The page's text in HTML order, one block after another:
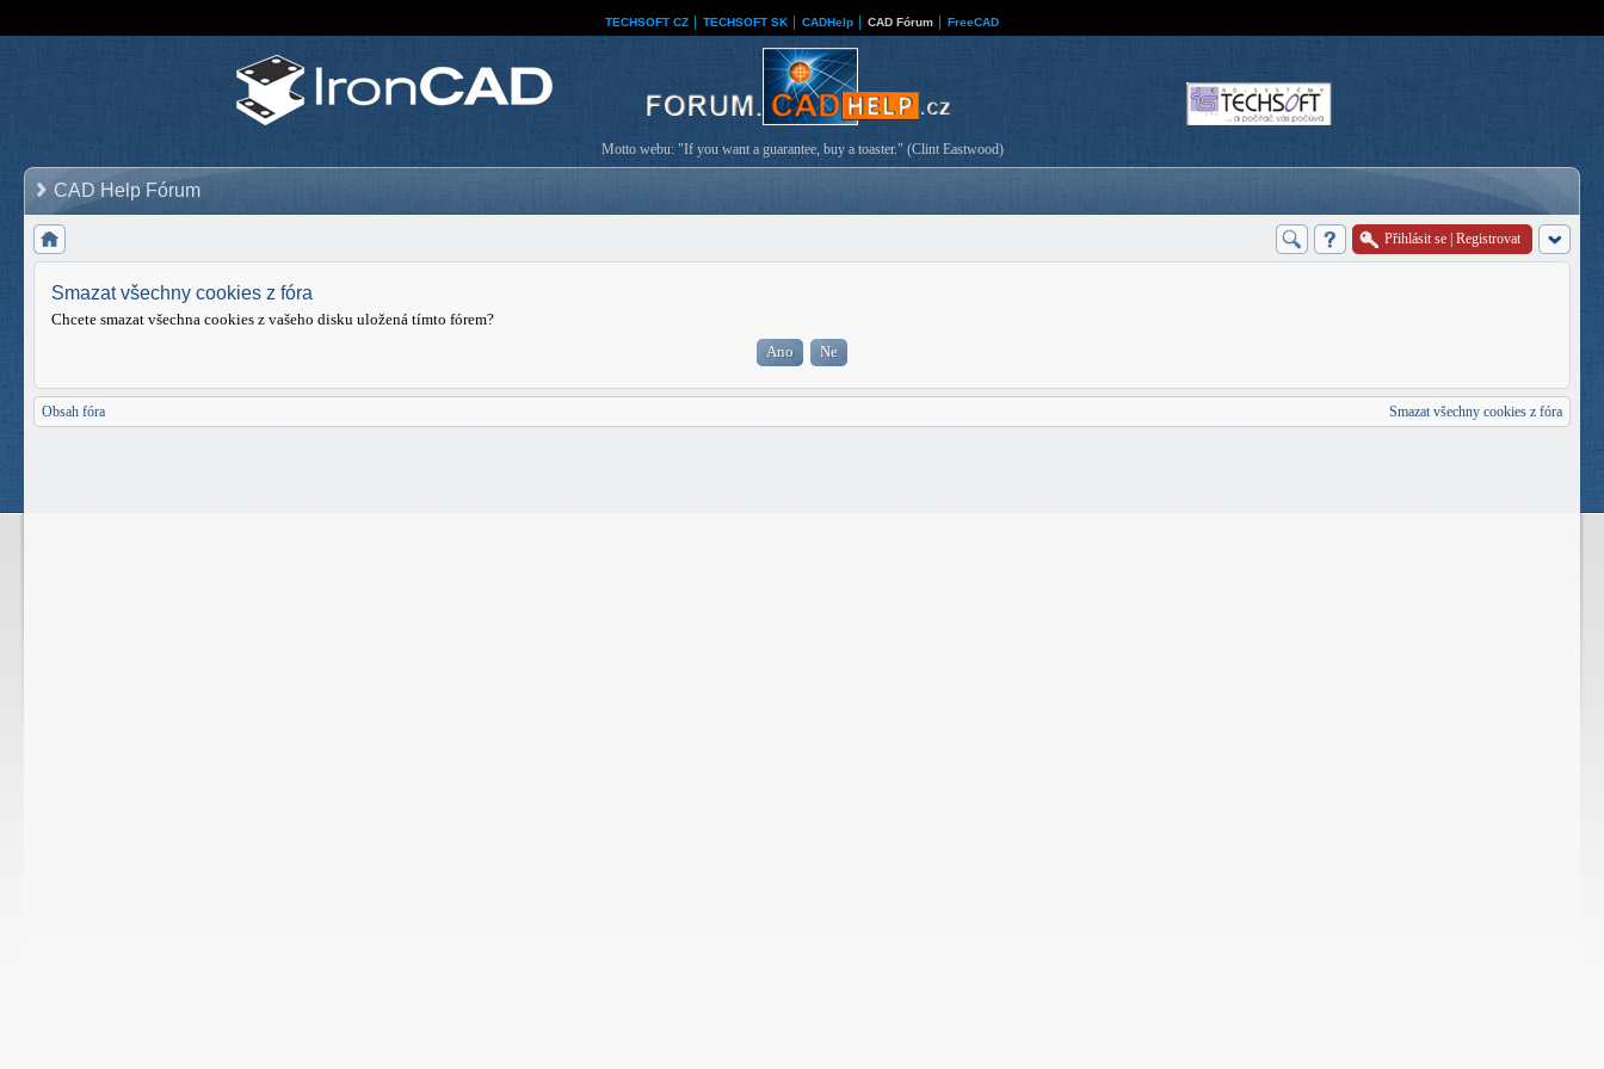
TECHSOFT CZ TECHSOFT SK CADHelp CAD Fórum FreeCAD
Motto webu: "If you want a guarantee, buy a toaster." (Clint Eastwood)
CAD Help Fórum
Přihlásit se Registrovat
Smazat všechny cookies z fóra
Chcete smazat všechna cookies z vašeho disku uložená tímto fórem?
Obsah fóra Smazat všechny cookies z fóra